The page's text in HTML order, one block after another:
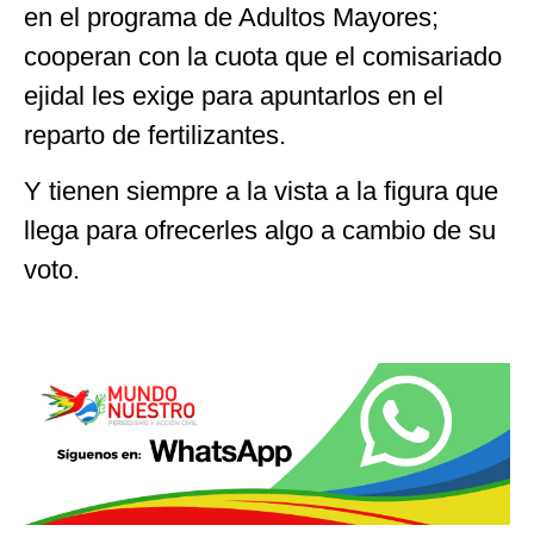
en el programa de Adultos Mayores;
cooperan con la cuota que el comisariado
ejidal les exige para apuntarlos en el
reparto de fertilizantes.
Y tienen siempre a la vista a la figura que
llega para ofrecerles algo a cambio de su
voto.